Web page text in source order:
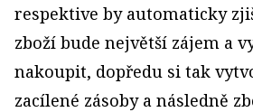
respektive by automaticky
zboží bude největší zájem a
nakoupit, dopředu si tak
zacílené zásoby a následně